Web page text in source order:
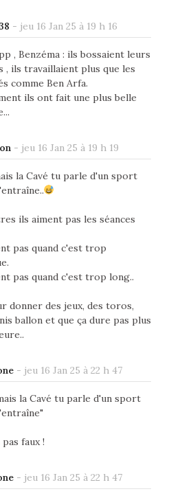
- jeu 16 Jan 25 à 19 h 16
, Benzéma : ils bossaient leurs
, ils travaillaient plus que les
comme Ben Arfa.
ils ont fait une plus belle
- jeu 16 Jan 25 à 19 h 19
la Cavé tu parle d'un sport
ils aiment pas les séances
pas quand c'est trop
pas quand c'est trop long..
donner des jeux, des toros,
ballon et que ça dure pas plus
- jeu 16 Jan 25 à 22 h 47
la Cavé tu parle d'un sport
faux !
- jeu 16 Jan 25 à 22 h 47